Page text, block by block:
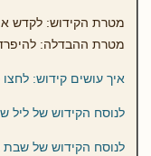
מטרת הקידוש: לקדש
מטרת ההבדלה:
איך עושים קידוש: לחצו
לנוסח הקידוש של ליל
לנוסח הקידוש של שבת